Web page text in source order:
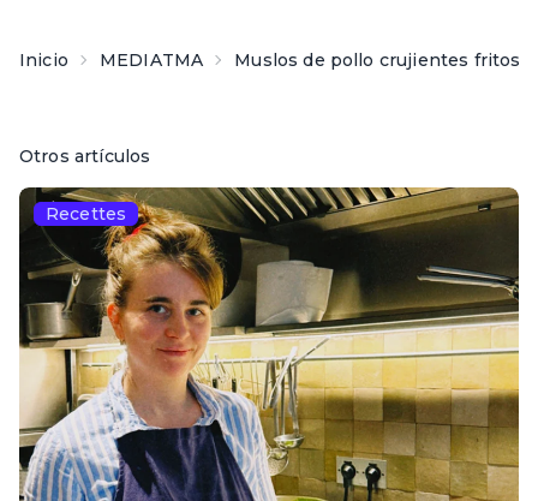
Inicio MEDIATMA Muslos de pollo crujientes fritos
Otros artículos
Recettes